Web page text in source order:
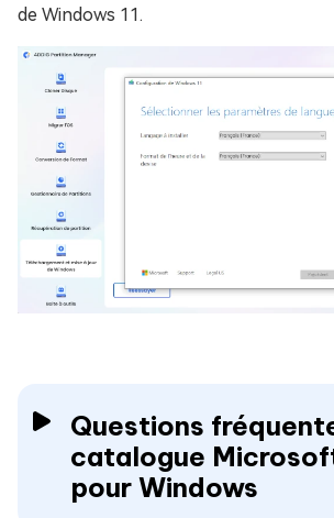
de Windows 11.
Questions
catalogue
pour Windows